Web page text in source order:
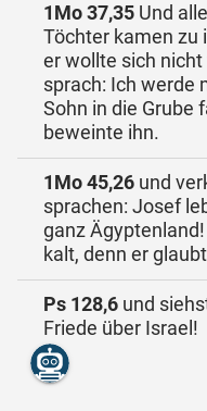
1Mo 37,35 Und
Töchter kamen zu
er wollte sich
sprach: Ich werde
Sohn in die Grube
beweinte ihn.
1Mo 45,26 und
sprachen: Josef
ganz
kalt, denn er
Ps 128,6 und
Friede über Israel!